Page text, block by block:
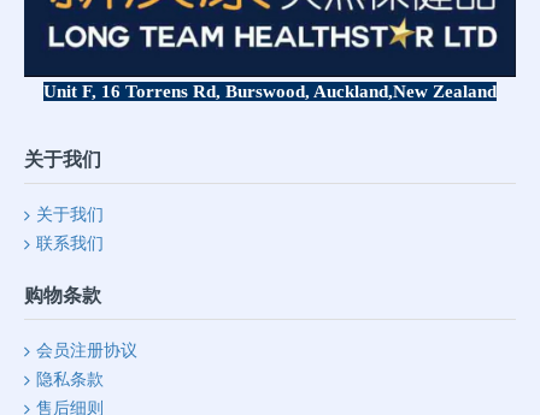
Unit F, 16 Torrens Rd, Burswood, Auckland,New Zealand
关于我们
关于我们
联系我们
购物条款
会员注册协议
隐私条款
售后细则